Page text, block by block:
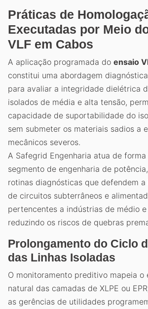
Práticas de
Executadas por Meio
VLF em Cabos
A aplicação programada do ensaio
constitui uma abordagem
para avaliar a integridade dielétrica
isolados de média e alta tensão,
capacidade de suportabilidade do
sem submeter os materiais sadios a
mecânicos severos.
A Safegrid Engenharia atua de
segmento de engenharia de
rotinas diagnósticas que defendem
de circuitos subterrâneos e
pertencentes a indústrias de médio
reduzindo os riscos de quebras
Prolongamento do Ciclo
das Linhas Isoladas
O monitoramento preditivo mapeia o
natural das camadas de XLPE ou
as gerências de utilidades